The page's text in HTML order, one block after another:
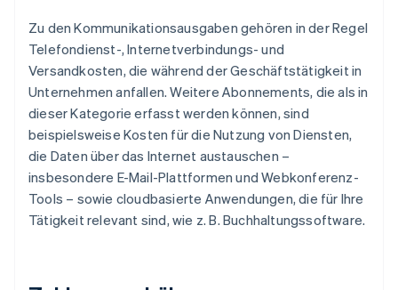
Zu den Kommunikationsausgaben gehören in der Regel
Telefondienst-, Internetverbindungs- und
Versandkosten, die während der Geschäftstätigkeit in
Unternehmen anfallen. Weitere Abonnements, die als in
dieser Kategorie erfasst werden können, sind
beispielsweise Kosten für die Nutzung von Diensten,
die Daten über das Internet austauschen –
insbesondere E-Mail-Plattformen und Webkonferenz-
Tools – sowie cloudbasierte Anwendungen, die für Ihre
Tätigkeit relevant sind, wie z. B. Buchhaltungssoftware.